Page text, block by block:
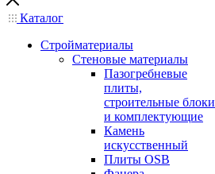
Каталог
Стройматериалы
Стеновые материалы
Пазогребневые
плиты,
строительные блоки
и комплектующие
Камень
искусственный
Плиты OSB